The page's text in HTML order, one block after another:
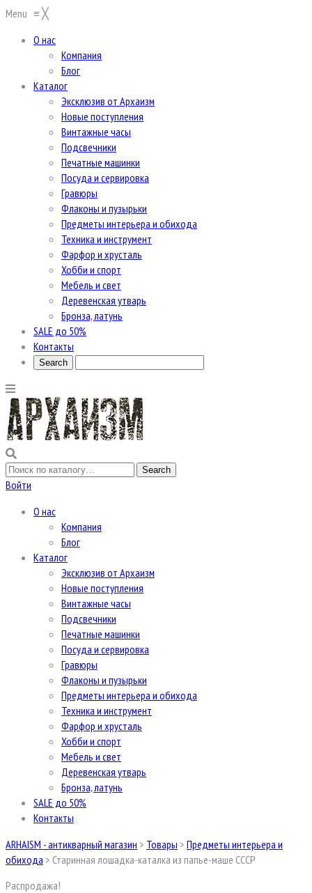
Menu ≡╳
О нас
Компания
Блог
Каталог
Эксклюзив от Архаизм
Новые поступления
Винтажные часы
Подсвечники
Печатные машинки
Посуда и сервировка
Гравюры
Флаконы и пузырьки
Предметы интерьера и обихода
Техника и инструмент
Фарфор и хрусталь
Хобби и спорт
Мебель и свет
Деревенская утварь
Бронза, латунь
SALE до 50%
Контакты
Войти
О нас
Компания
Блог
Каталог
Эксклюзив от Архаизм
Новые поступления
Винтажные часы
Подсвечники
Печатные машинки
Посуда и сервировка
Гравюры
Флаконы и пузырьки
Предметы интерьера и обихода
Техника и инструмент
Фарфор и хрусталь
Хобби и спорт
Мебель и свет
Деревенская утварь
Бронза, латунь
SALE до 50%
Контакты
ARHAISM - антикварный магазин > Товары > Предметы интерьера и
обихода > Старинная лошадка-каталка из папье-маше СССР
Распродажа!